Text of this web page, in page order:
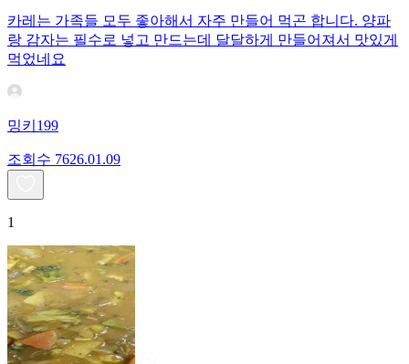
카레는 가족들 모두 좋아해서 자주 만들어 먹곤 합니다. 양파
랑 감자는 필수로 넣고 만드는데 달달하게 만들어져서 맛있게
먹었네요
밍키199
조회수 7626.01.09
1